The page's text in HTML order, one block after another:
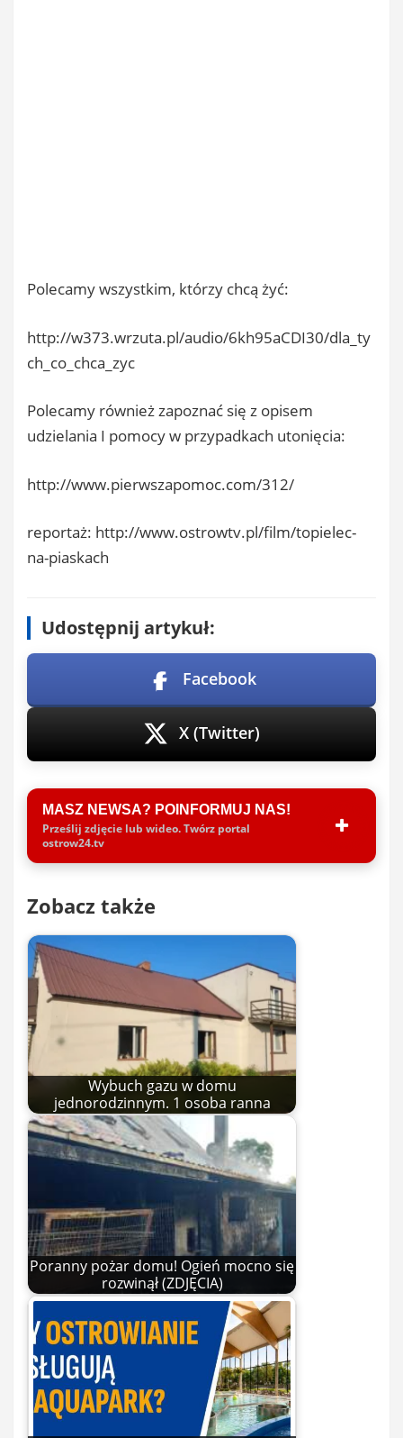
Polecamy wszystkim, którzy chcą żyć:
http://w373.wrzuta.pl/audio/6kh95aCDI30/dla_ty
ch_co_chca_zyc
Polecamy również zapoznać się z opisem
udzielania I pomocy w przypadkach utonięcia:
http://www.pierwszapomoc.com/312/
reportaż: http://www.ostrowtv.pl/film/topielec-
na-piaskach
Udostępnij artykuł:
Facebook
X (Twitter)
MASZ NEWSA? POINFORMUJ NAS!
Prześlij zdjęcie lub wideo. Twórz portal
ostrow24.tv
Zobacz także
Wybuch gazu w domu
jednorodzinnym. 1 osoba ranna
Poranny pożar domu! Ogień mocno się
rozwinął (ZDJĘCIA)